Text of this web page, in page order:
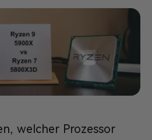
welcher Prozessor